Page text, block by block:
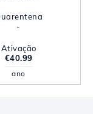
-
Ativação
€40.99
ano